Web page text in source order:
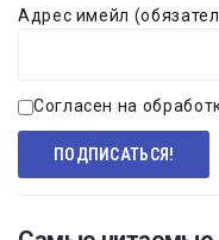
Адрес имейл
Согласен на